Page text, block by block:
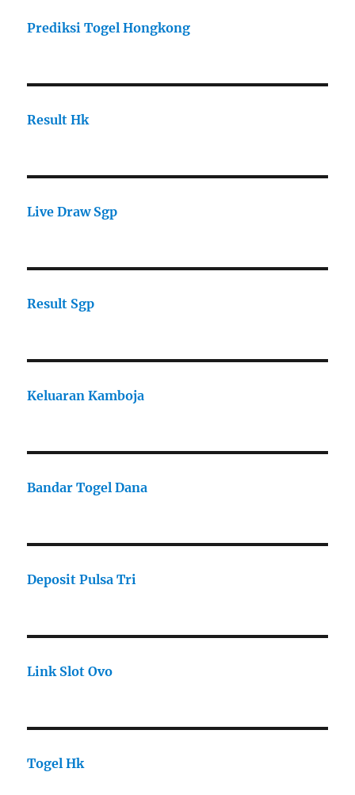
Prediksi Togel Hongkong
Result Hk
Live Draw Sgp
Result Sgp
Keluaran Kamboja
Bandar Togel Dana
Deposit Pulsa Tri
Link Slot Ovo
Togel Hk